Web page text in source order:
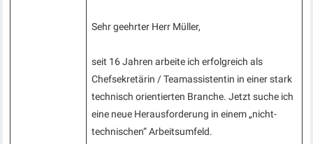
Sehr geehrter Herr Müller,
seit 16 Jahren arbeite ich erfolgreich als
Chefsekretärin / Teamassistentin in einer stark
technisch orientierten Branche. Jetzt suche ich
eine neue Herausforderung in einem „nicht-
technischen“ Arbeitsumfeld.